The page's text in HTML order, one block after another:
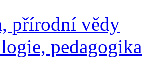
přírodní vědy
pedagogika